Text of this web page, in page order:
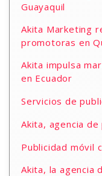
Guayaquil
Akita Marketing
promotoras en
Akita impulsa
en Ecuador
Servicios de
Akita, agencia
Publicidad móvil
Akita, la agencia